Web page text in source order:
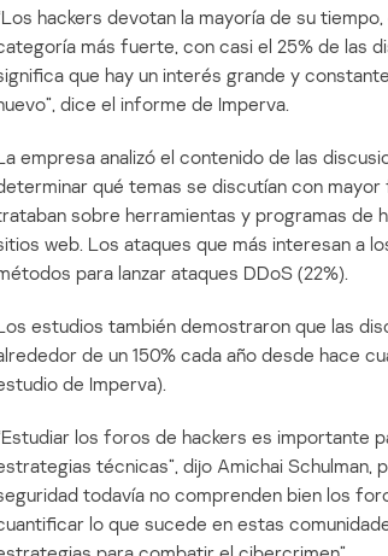
hackers devotan la mayoría de su
más fuerte, con casi el 25% de las
que hay un interés grande y
dice el informe de Imperva.
empresa analizó el contenido de las
qué temas se discutían con
sobre herramientas y programas de
web. Los ataques que más interesan a
para lanzar ataques DDoS (22%).
estudios también demostraron que las
de un 150% cada año desde hace
de Imperva).
los foros de hackers es importante
técnicas”, dijo Amichai Schulman,
todavía no comprenden bien los
lo que sucede en estas